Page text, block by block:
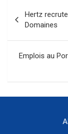
de
l’article
Hertz
Domaines
Emplois au